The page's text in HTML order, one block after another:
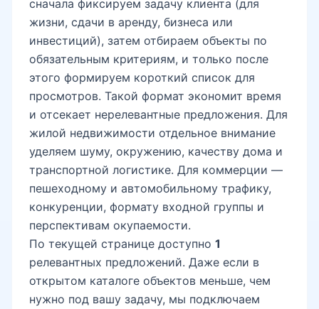
улица Мухтара Ашрафи
Институт связи
INHA
Эко-парк
Боткина
сначала фиксируем задачу клиента (для
жизни, сдачи в аренду, бизнеса или
инвестиций), затем отбираем объекты по
обязательным критериям, и только после
этого формируем короткий список для
просмотров. Такой формат экономит время
и отсекает нерелевантные предложения. Для
жилой недвижимости отдельное внимание
уделяем шуму, окружению, качеству дома и
транспортной логистике. Для коммерции —
пешеходному и автомобильному трафику,
конкуренции, формату входной группы и
перспективам окупаемости.
По текущей странице доступно 1
релевантных предложений. Даже если в
открытом каталоге объектов меньше, чем
нужно под вашу задачу, мы подключаем